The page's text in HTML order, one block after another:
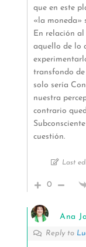
que en este
«la moneda»
En relación
aquello de lo
transfondo
solo sería
nuestra
contrario
cuestión.
Last
0
Ana
Reply to